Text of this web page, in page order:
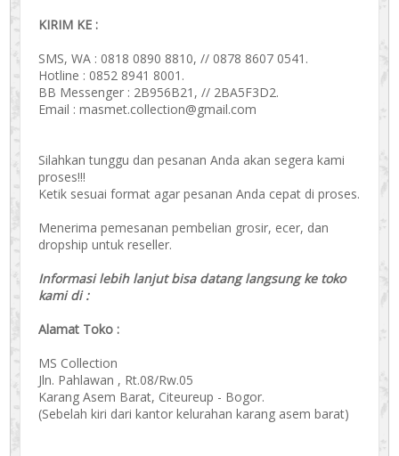
KIRIM KE :
SMS, WA : 0818 0890 8810, // 0878 8607 0541.
Hotline : 0852 8941 8001.
BB Messenger : 2B956B21, // 2BA5F3D2.
Email : masmet.collection@gmail.com
Silahkan tunggu dan pesanan Anda akan segera kami
proses!!!
Ketik sesuai format agar pesanan Anda cepat di proses.
Menerima pemesanan pembelian grosir, ecer, dan
dropship untuk reseller.
Informasi lebih lanjut bisa datang langsung ke toko
kami di :
Alamat Toko :
MS Collection
Jln. Pahlawan , Rt.08/Rw.05
Karang Asem Barat, Citeureup - Bogor.
(Sebelah kiri dari kantor kelurahan karang asem barat)